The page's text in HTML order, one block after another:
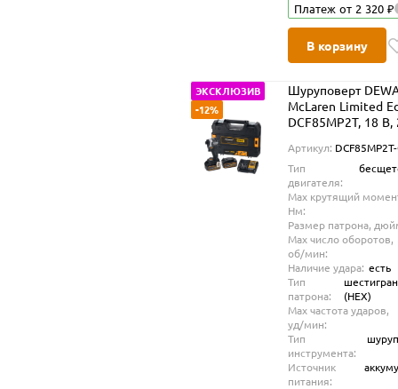
Платеж от 2 320 ₽
В корзину
ЭКСКЛЮЗИВ
-12%
Шуруповерт
McLaren Limited
DCF85MP2T, 18 В,
АКБ 5 Ач и ЗУ, в
TSTAK
QW)
Артикул:
Тип
двигателя:
Max крутящий
Нм:
Размер патрона,
Max число оборотов,
об/мин:
Наличие удара: есть
Тип
патрона:
(HEX)
Max частота ударов,
уд/мин:
Тип
инструмента:
Источник
питания: